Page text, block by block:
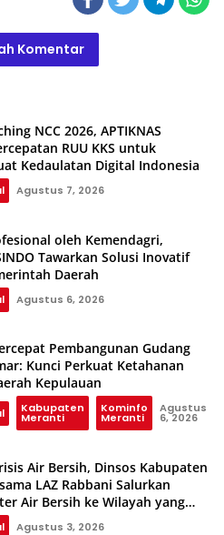
Komentar
NCC 2026, APTIKNAS
RUU KKS untuk
Kedaulatan Digital Indonesia
Agustus 7, 2026
oleh Kemendagri,
Tawarkan Solusi Inovatif
Daerah
Agustus 6, 2026
Pembangunan Gudang
Kunci Perkuat Ketahanan
Kepulauan
Kabupaten
Meranti
Kominfo
Meranti
Agustus
6, 2026
Air Bersih, Dinsos Kabupaten
LAZ Rabbani Salurkan
Air Bersih ke Wilayah yang
Kekeringan
Agustus 3, 2026